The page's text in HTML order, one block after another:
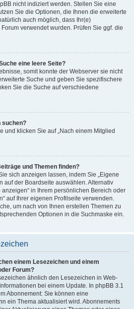
nicht indiziert werden. Stellen Sie eine
Sie die Optionen, die Ihnen die erweiterte
auch möglich, dass Ihr(e)
verwendet wurden. Prüfen Sie ggf. die
eine leere Seite?
somit konnte der Webserver sie nicht
Suche und geben Sie spezifischere
Sie die Suche auf verschiedene
suchen?
und klicken Sie auf „Nach einem Mitglied
und Themen finden?
sich anzeigen lassen, indem Sie „Eigene
auf der Boardseite auswählen. Alternativ
anzeigen“ in Ihrem persönlichen Bereich oder
auf Ihrer eigenen Profilseite verwenden.
um nach von Ihnen erstellen Themen zu
Optionen in die Suchmaske ein.
einem Lesezeichen und einem
Forum?
ähnlich den Lesezeichen in Web-
bei einem Update. In phpBB 3.1
Abonnement: Sie können eine
ein Thema aktualisiert wird. Abonnements